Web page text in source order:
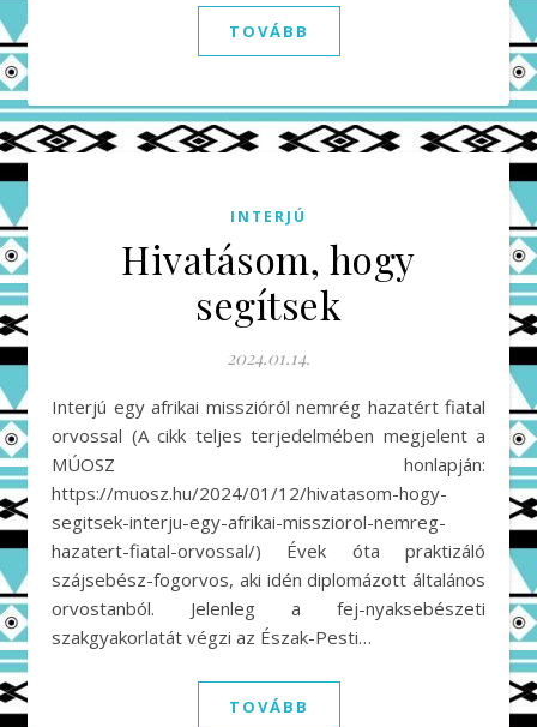
TOVÁBB
INTERJÚ
Hivatásom, hogy
segítsek
2024.01.14.
Interjú egy afrikai misszióról nemrég hazatért fiatal
orvossal (A cikk teljes terjedelmében megjelent a
MÚOSZ honlapján:
https://muosz.hu/2024/01/12/hivatasom-hogy-
segitsek-interju-egy-afrikai-missziorol-nemreg-
hazatert-fiatal-orvossal/) Évek óta praktizáló
szájsebész-fogorvos, aki idén diplomázott általános
orvostanból. Jelenleg a fej-nyaksebészeti
szakgyakorlatát végzi az Észak-Pesti…
TOVÁBB